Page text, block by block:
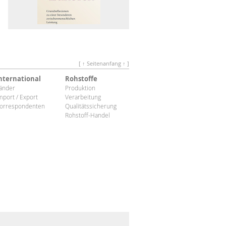
[ ↑ Seitenanfang ↑ ]
/ Export
Rohstoffe
Produktion
Verarbeitung
Qualitätssicherung
Rohstoff-Handel